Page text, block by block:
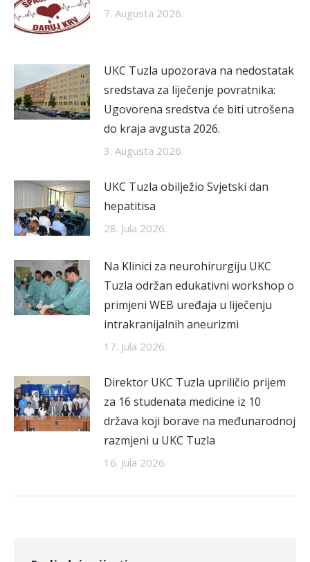
7. Augusta 2026.
UKC Tuzla upozorava na nedostatak
sredstava za liječenje povratnika:
Ugovorena sredstva će biti utrošena
do kraja avgusta 2026.
3. Augusta 2026.
UKC Tuzla obilježio Svjetski dan
hepatitisa
28. Jula 2026.
Na Klinici za neurohirurgiju UKC
Tuzla održan edukativni workshop o
primjeni WEB uređaja u liječenju
intrakranijalnih aneurizmi
17. Jula 2026.
Direktor UKC Tuzla upriličio prijem
za 16 studenata medicine iz 10
država koji borave na međunarodnoj
razmjeni u UKC Tuzla
16. Jula 2026.